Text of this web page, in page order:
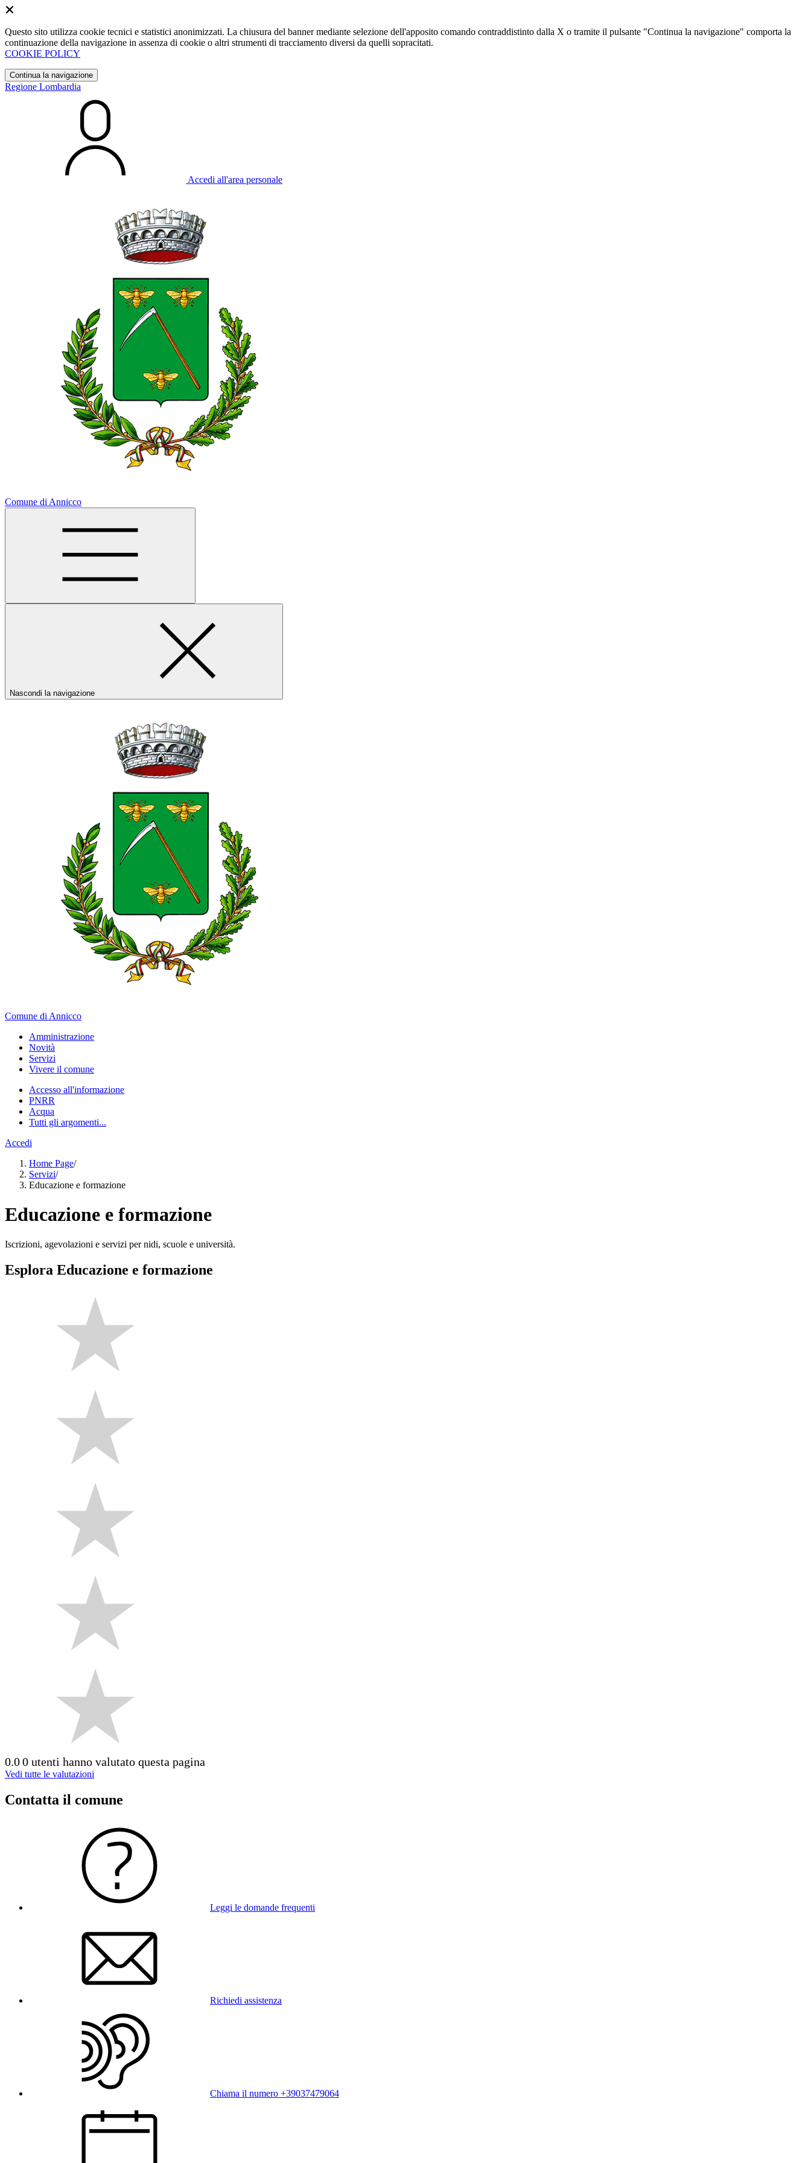
Questo sito utilizza cookie tecnici e statistici anonimizzati. La chiusura del banner mediante selezione dell'apposito comando contraddistinto dalla X o tramite il pulsante "Continua la navigazione" comporta la
continuazione della navigazione in assenza di cookie o altri strumenti di tracciamento diversi da quelli sopracitati.
COOKIE POLICY
Continua la navigazione
Regione Lombardia
Accedi all'area personale
Comune di Annicco
Nascondi la navigazione
Comune di Annicco
Amministrazione
Novità
Servizi
Vivere il comune
Accesso all'informazione
PNRR
Acqua
Tutti gli argomenti...
Accedi
Home Page/
Servizi/
Educazione e formazione
Educazione e formazione
Iscrizioni, agevolazioni e servizi per nidi, scuole e università.
Esplora Educazione e formazione
0.00 utenti hanno valutato questa pagina
Vedi tutte le valutazioni
Contatta il comune
Leggi le domande frequenti
Richiedi assistenza
Chiama il numero +39037479064